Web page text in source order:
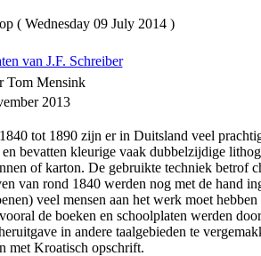
( Wednesday 09 July 2014 )
van J.F. Schreiber
Tom Mensink
2013
tot 1890 zijn er in Duitsland veel
bevatten kleurige vaak dubbelzijdige
of karton. De gebruikte techniek betrof
van rond 1840 werden nog met de hand
veel mensen aan het werk moet
de boeken en schoolplaten werden
in andere taalgebieden te
met Kroatisch opschrift.